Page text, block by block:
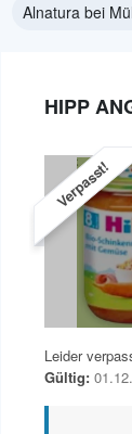
Alnatura bei
HIPP
Verpasst!
Leider
Gültig: